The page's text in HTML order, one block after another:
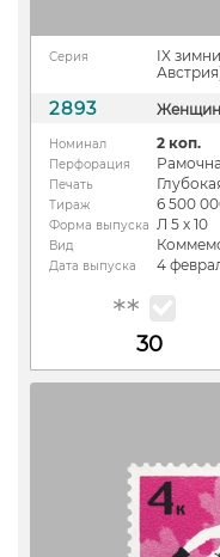
Серия
IX
2893
Номинал 2 коп.
Перфорация
Печать
Тираж 6 500
Форма выпуска Л 5 х 10
Вид
Дата выпуска 4
30